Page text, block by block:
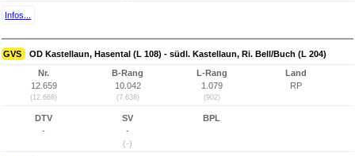
Infos...
GVS OD Kastellaun, Hasental (L 108) - südl. Kastellaun, Ri. Bell/Buch (L 204)
Nr.
12.659
(12.668)
B-Rang
10.042
(7.638)
L-Rang
1.079
(902)
Land
RP
DTV
-
SV
-
(-)
BPL